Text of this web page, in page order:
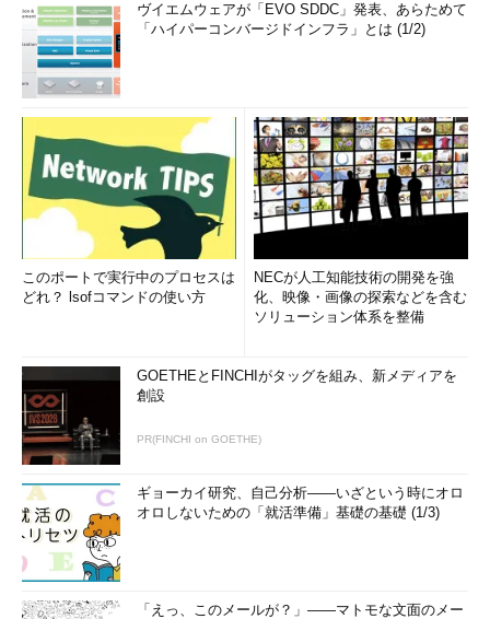
ヴイエムウェアが「EVO SDDC」発表、あらためて
「ハイパーコンバージドインフラ」とは (1/2)
このポートで実行中のプロセスは
どれ？ lsofコマンドの使い方
NECが人工知能技術の開発を強
化、映像・画像の探索などを含む
ソリューション体系を整備
GOETHEとFINCHIがタッグを組み、新メディアを
創設
PR(FINCHI on GOETHE)
ギョーカイ研究、自己分析――いざという時にオロ
オロしないための「就活準備」基礎の基礎 (1/3)
「えっ、このメールが？」――マトモな文面のメー